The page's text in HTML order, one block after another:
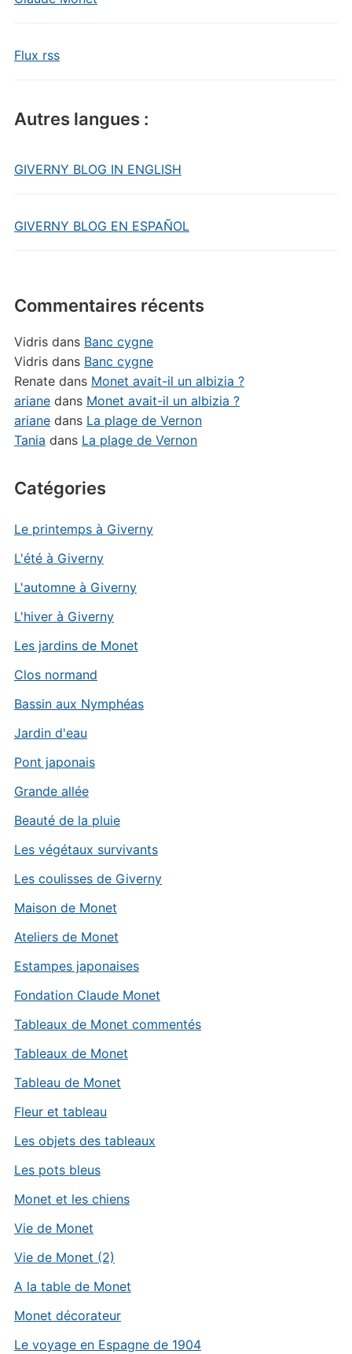
Flux rss
Autres langues :
GIVERNY BLOG IN ENGLISH
GIVERNY BLOG EN ESPAÑOL
Commentaires récents
Vidrisdans Banc cygne
Vidrisdans Banc cygne
Renatedans Monet avait-il un albizia ?
arianedans Monet avait-il un albizia ?
arianedans La plage de Vernon
Tania dans La plage de Vernon
Catégories
Le printemps à Giverny
L'été à Giverny
L'automne à Giverny
L'hiver à Giverny
Les jardins de Monet
Clos normand
Bassin aux Nymphéas
Jardin d'eau
Pont japonais
Grande allée
Beauté de la pluie
Les végétaux survivants
Les coulisses de Giverny
Maison de Monet
Ateliers de Monet
Estampes japonaises
Fondation Claude Monet
Tableaux de Monet commentés
Tableaux de Monet
Tableau de Monet
Fleur et tableau
Les objets des tableaux
Les pots bleus
Monet et les chiens
Vie de Monet
Vie de Monet (2)
A la table de Monet
Monet décorateur
Le voyage en Espagne de 1904